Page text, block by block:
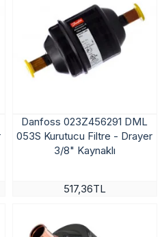
Danfoss 023Z456291 DML
053S Kurutucu Filtre - Drayer
3/8" Kaynaklı
517,36TL